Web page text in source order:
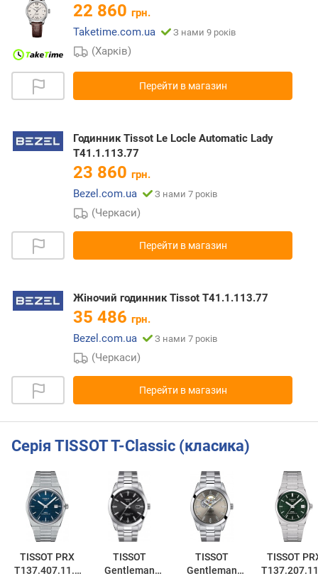
22 860 грн.
Taketime.com.ua
З нами 9 років
(Харків)
Перейти в магазин
Годинник Tissot Le Locle Automatic Lady
T41.1.113.77
23 860 грн.
Bezel.com.ua
З нами 7 років
(Черкаси)
Перейти в магазин
Жіночий годинник Tissot T41.1.113.77
35 486 грн.
Bezel.com.ua
З нами 7 років
(Черкаси)
Перейти в магазин
Серія TISSOT T-Classic (класика)
TISSOT PRX
T137.407.11.0
TISSOT
Gentleman
TISSOT
Gentleman
TISSOT